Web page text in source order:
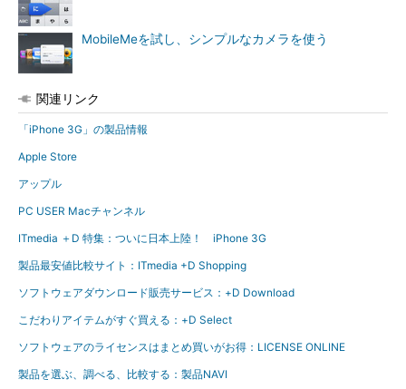
MobileMeを試し、シンプルなカメラを使う
関連リンク
「iPhone 3G」の製品情報
Apple Store
アップル
PC USER Macチャンネル
ITmedia ＋D 特集：ついに日本上陸！ iPhone 3G
製品最安値比較サイト：ITmedia +D Shopping
ソフトウェアダウンロード販売サービス：+D Download
こだわりアイテムがすぐ買える：+D Select
ソフトウェアのライセンスはまとめ買いがお得：LICENSE ONLINE
製品を選ぶ、調べる、比較する：製品NAVI